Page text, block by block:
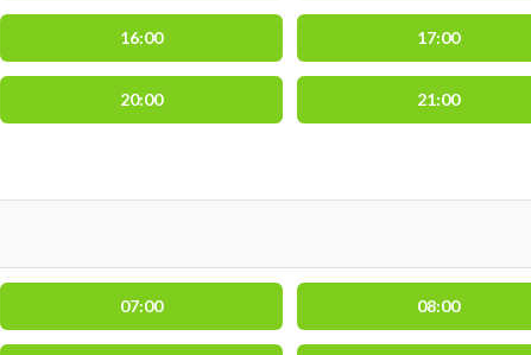
16:00 17:00
20:00 21:00
07:00 08:00